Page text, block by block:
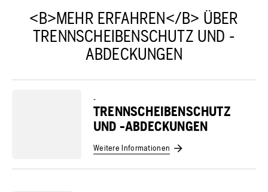
<B>MEHR ERFAHREN</B> ÜBER
TRENNSCHEIBENSCHUTZ UND -
ABDECKUNGEN
-
TRENNSCHEIBENSCHUTZ
UND -ABDECKUNGEN
Weitere Informationen